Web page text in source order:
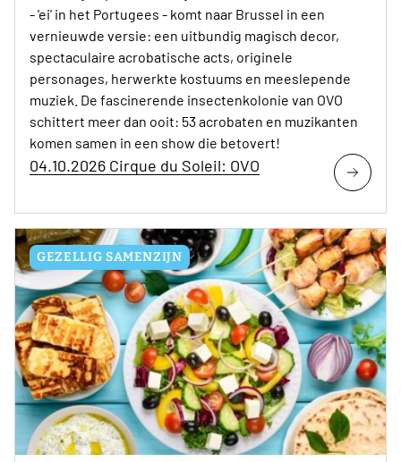
- 'ei' in het Portugees - komt naar Brussel in een
vernieuwde versie: een uitbundig magisch decor,
spectaculaire acrobatische acts, originele
personages, herwerkte kostuums en meeslepende
muziek. De fascinerende insectenkolonie van OVO
schittert meer dan ooit: 53 acrobaten en muzikanten
komen samen in een show die betovert!
04.10.2026 Cirque du Soleil: OVO
GEZELLIG SAMENZIJN